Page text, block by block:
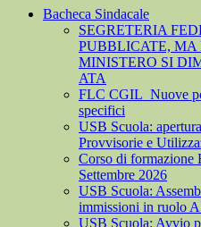
Bacheca Sindacale
SEGRETERIA
PUBBLICATE, MA
MINISTERO SI
ATA
FLC CGIL_Nuove
specifici
USB Scuola:
Provvisorie e
Corso di formazione
Settembre 2026
USB Scuola:
immissioni in ruolo
USB Scuola: Avvio